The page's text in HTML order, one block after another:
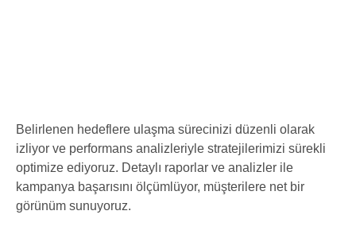
Belirlenen hedeflere ulaşma sürecinizi düzenli olarak
izliyor ve performans analizleriyle stratejilerimizi sürekli
optimize ediyoruz. Detaylı raporlar ve analizler ile
kampanya başarısını ölçümlüyor, müşterilere net bir
görünüm sunuyoruz.